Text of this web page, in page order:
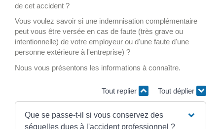
de cet accident ?
Vous voulez savoir si une indemnisation complémentaire
peut vous être versée en cas de faute (très grave ou
intentionnelle) de votre employeur ou d'une faute d'une
personne extérieure à l'entreprise) ?
Nous vous présentons les informations à connaître.
Tout replier Tout déplier
Que se passe-t-il si vous conservez des
séquelles dues à l'accident professionnel ?